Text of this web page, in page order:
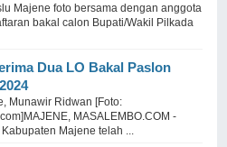
Majene foto bersama dengan anggota
bakal calon Bupati/Wakil Pilkada
Dua LO Bakal Paslon
Munawir Ridwan [Foto:
MASALEMBO.COM -
Majene telah ...